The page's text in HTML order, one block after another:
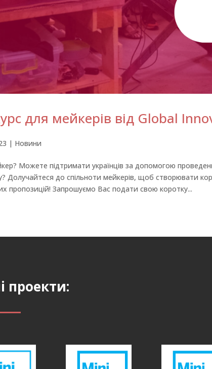
для мейкерів від Global
| Новини
Можете підтримати українців за допомогою
Долучайтеся до спільноти мейкерів, щоб створювати
пропозицій! Запрошуємо Вас подати свою коротку...
проекти: